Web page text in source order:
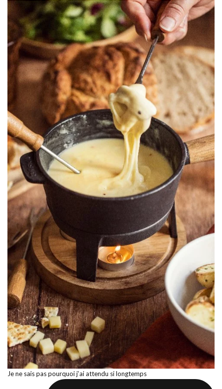
Je ne sais pas pourquoi j’ai attendu si longtemps